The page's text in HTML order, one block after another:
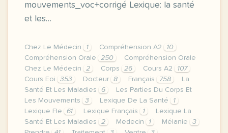
mouvements_voc+corrigé Lexique: la santé
et les…
Chez Le Médecin 1 Compréhension A2
10
Compréhension Orale
250
Compréhension Orale
Chez Le Médecin
2 Corps 26 Cours A2
107
Cours Eoi
353 Docteur 8 Français 758
La
Santé Et Les Maladies
6
Les Parties Du Corps Et
Les Mouvements
3 Lexique De La Santé
1
Lexique Fle
61 Lexique Français 1
Lexique La
Santé Et Les Maladies
2 Medecin 1 Mélanie
3